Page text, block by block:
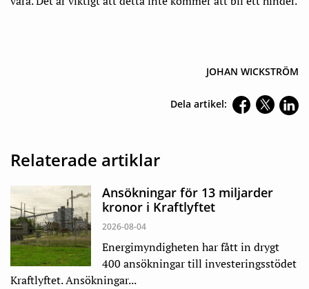
JOHAN WICKSTRÖM
Dela artikel:
Relaterade artiklar
Ansökningar för 13 miljarder
kronor i Kraftlyftet
2026-08-04
Energimyndigheten har fått in drygt
400 ansökningar till investeringsstödet
Kraftlyftet. Ansökningar...